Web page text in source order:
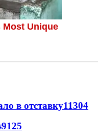
в отставку11304
9125